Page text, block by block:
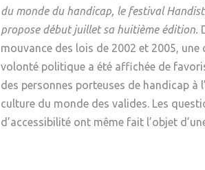
du monde du handicap, le festival
propose début juillet sa huitième édition.
mouvance des lois de 2002 et 2005, une
volonté politique a été affichée de
des personnes porteuses de handicap à
culture du monde des valides. Les
d’accessibilité ont même fait l’objet